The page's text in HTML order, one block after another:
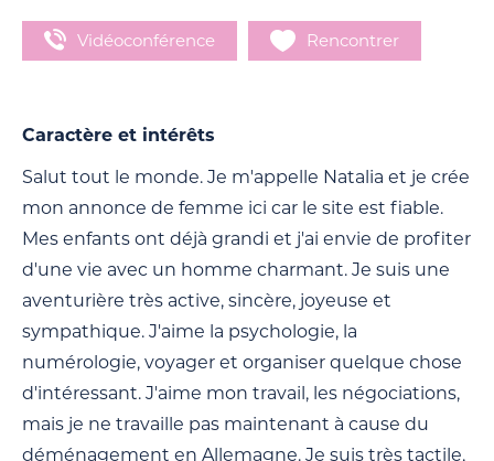
Vidéoconférence Rencontrer
Caractère et intérêts
Salut tout le monde. Je m'appelle Natalia et je crée
mon annonce de femme ici car le site est fiable.
Mes enfants ont déjà grandi et j'ai envie de profiter
d'une vie avec un homme charmant. Je suis une
aventurière très active, sincère, joyeuse et
sympathique. J'aime la psychologie, la
numérologie, voyager et organiser quelque chose
d'intéressant. J'aime mon travail, les négociations,
mais je ne travaille pas maintenant à cause du
déménagement en Allemagne. Je suis très tactile,